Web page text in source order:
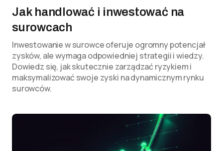
Jak handlować i inwestować na
surowcach
Inwestowanie w surowce oferuje ogromny potencjał
zysków, ale wymaga odpowiedniej strategii i wiedzy.
Dowiedz się, jak skutecznie zarządzać ryzykiem i
maksymalizować swoje zyski na dynamicznym rynku
surowców.